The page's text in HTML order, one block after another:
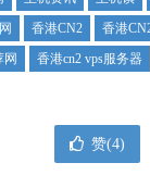
香港CN2 香港
网
香港cn2 vps服务器
赞(4)